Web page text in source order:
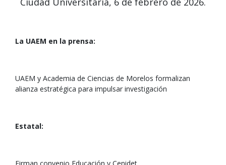
La UAEM en la prensa:
UAEM y Academia de Ciencias de Morelos formalizan
alianza estratégica para impulsar investigación
Estatal: